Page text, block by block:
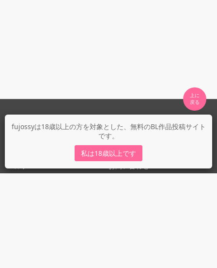
fujossyは18歳以上の方を対象とした、無料のBL作品投稿サイト
です。
私は18歳以上です
上に
fujossyについて
fujossy運営ブログ